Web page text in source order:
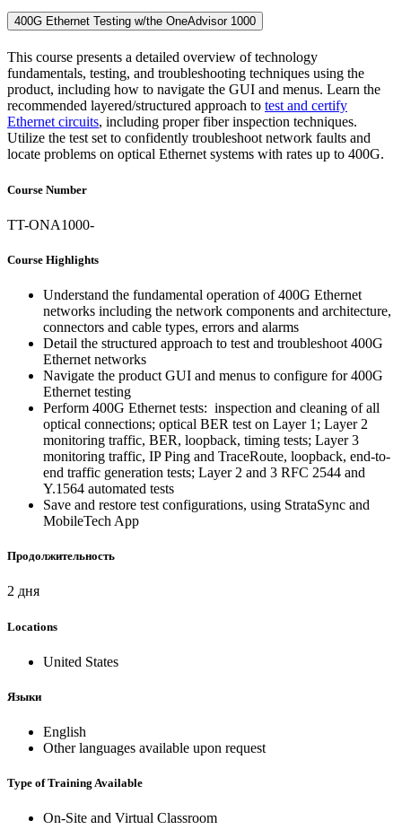
400G Ethernet Testing w/the OneAdvisor 1000
This course presents a detailed overview of technology
fundamentals, testing, and troubleshooting techniques using the
product, including how to navigate the GUI and menus. Learn the
recommended layered/structured approach to test and certify
Ethernet circuits, including proper fiber inspection techniques.
Utilize the test set to confidently troubleshoot network faults and
locate problems on optical Ethernet systems with rates up to 400G.
Course Number
TT-ONA1000-
Course Highlights
Understand the fundamental operation of 400G Ethernet
networks including the network components and architecture,
connectors and cable types, errors and alarms
Detail the structured approach to test and troubleshoot 400G
Ethernet networks
Navigate the product GUI and menus to configure for 400G
Ethernet testing
Perform 400G Ethernet tests: inspection and cleaning of all
optical connections; optical BER test on Layer 1; Layer 2
monitoring traffic, BER, loopback, timing tests; Layer 3
monitoring traffic, IP Ping and TraceRoute, loopback, end-to-
end traffic generation tests; Layer 2 and 3 RFC 2544 and
Y.1564 automated tests
Save and restore test configurations, using StrataSync and
MobileTech App
Продолжительность
2 дня
Locations
United States
Языки
English
Other languages available upon request
Type of Training Available
On-Site and Virtual Classroom